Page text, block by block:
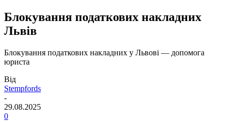
Блокування податкових накладних
Львів
Блокування податкових накладних у Львові — допомога
юриста
Від
Stempfords
-
29.08.2025
0